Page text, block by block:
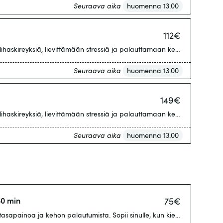
Seuraava aika huomenna 13.00
112€
lievittämään stressiä ja palauttamaan kehoa arjen
Seuraava aika huomenna 13.00
149€
lievittämään stressiä ja palauttamaan kehoa arjen
Seuraava aika huomenna 13.00
min 75€
ja kehon palautumista. Sopii sinulle, kun kierrokset